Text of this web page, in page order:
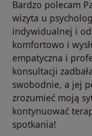
Bardzo polecam
wizyta u
indywidualnej i od
komfortowo i
empatyczna i
konsultacji
swobodnie, a jej
zrozumieć moją
kontynuować
spotkania!